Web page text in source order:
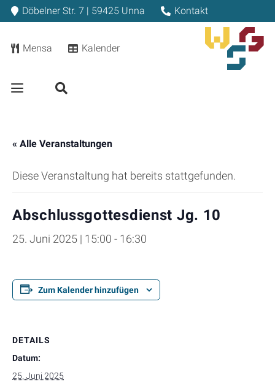
Döbelner Str. 7 | 59425 Unna Kontakt
Mensa Kalender
« Alle Veranstaltungen
Diese Veranstaltung hat bereits stattgefunden.
Abschlussgottesdienst Jg. 10
25. Juni 2025 | 15:00 - 16:30
Zum Kalender hinzufügen
DETAILS
Datum:
25. Juni 2025